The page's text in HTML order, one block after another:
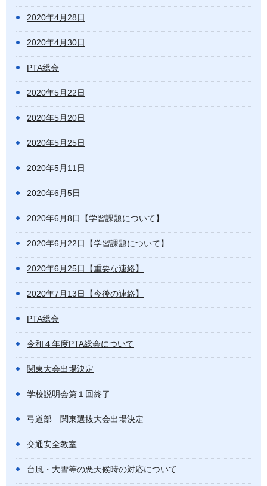
2020年4月28日
2020年4月30日
PTA総会
2020年5月22日
2020年5月20日
2020年5月25日
2020年5月11日
2020年6月5日
2020年6月8日【学習課題について】
2020年6月22日【学習課題について】
2020年6月25日【重要な連絡】
2020年7月13日【今後の連絡】
PTA総会
令和４年度PTA総会について
関東大会出場決定
学校説明会第１回終了
弓道部 関東選抜大会出場決定
交通安全教室
台風・大雪等の悪天候時の対応について